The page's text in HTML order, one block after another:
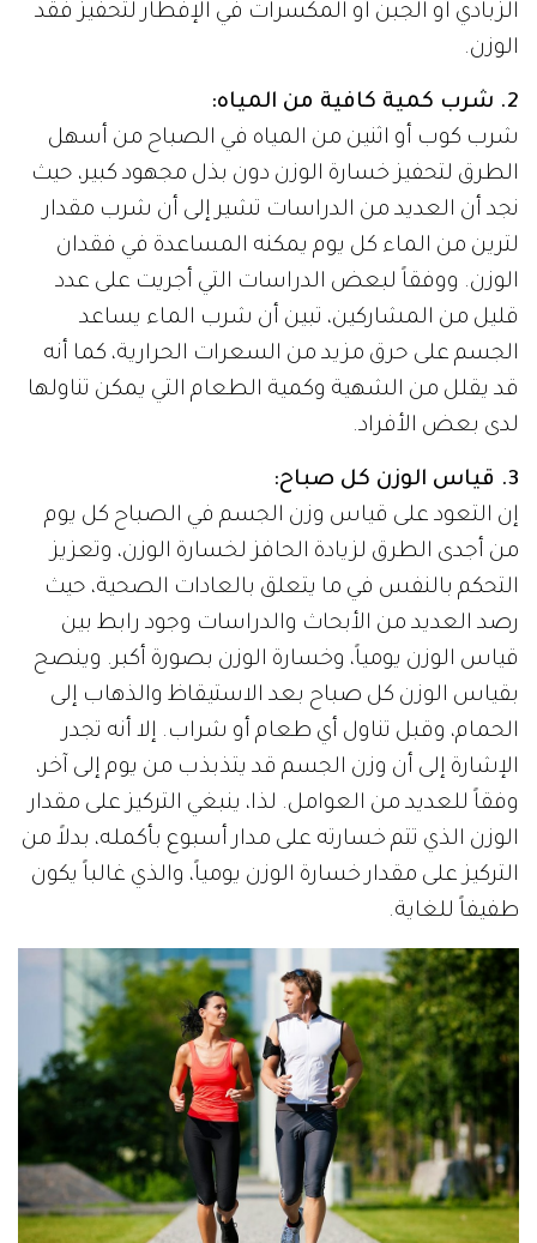
الزبادي أو الجبن أو المكسرات في الإفطار لتحفيز فقد
الوزن.
2. شرب كمية كافية من المياه:
شرب كوب أو اثنين من المياه في الصباح من أسهل
الطرق لتحفيز خسارة الوزن دون بذل مجهود كبير، حيث
نجد أن العديد من الدراسات تشير إلى أن شرب مقدار
لترين من الماء كل يوم يمكنه المساعدة في فقدان
الوزن. ووفقاً لبعض الدراسات التي أجريت على عدد
قليل من المشاركين، تبين أن شرب الماء يساعد
الجسم على حرق مزيد من السعرات الحرارية، كما أنه
قد يقلل من الشهية وكمية الطعام التي يمكن تناولها
لدى بعض الأفراد.
3. قياس الوزن كل صباح:
إن التعود على قياس وزن الجسم في الصباح كل يوم
من أجدى الطرق لزيادة الحافز لخسارة الوزن، وتعزيز
التحكم بالنفس في ما يتعلق بالعادات الصحية، حيث
رصد العديد من الأبحاث والدراسات وجود رابط بين
قياس الوزن يومياً، وخسارة الوزن بصورة أكبر. وينصح
بقياس الوزن كل صباح بعد الاستيقاظ والذهاب إلى
الحمام، وقبل تناول أي طعام أو شراب. إلا أنه تجدر
الإشارة إلى أن وزن الجسم قد يتذبذب من يوم إلى آخر،
وفقاً للعديد من العوامل. لذا، ينبغي التركيز على مقدار
الوزن الذي تتم خسارته على مدار أسبوع بأكمله، بدلاً من
التركيز على مقدار خسارة الوزن يومياً، والذي غالباً يكون
طفيفاً للغاية.